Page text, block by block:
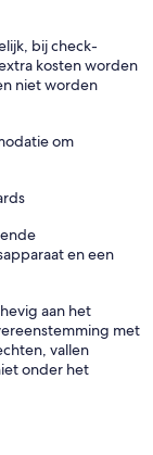
bij check-
kosten worden
niet worden
om
en een
aan het
met
vallen
onder het